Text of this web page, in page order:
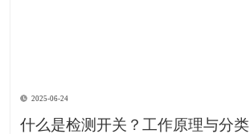
2025-06-24
什么是检测开关？工作原理与分类